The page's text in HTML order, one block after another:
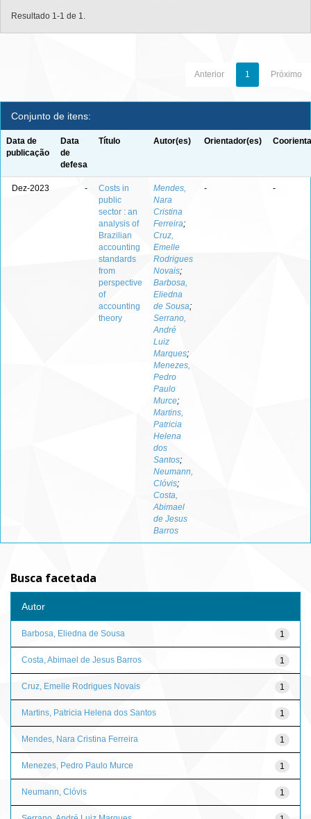
Resultado 1-1 de 1.
Anterior 1 Próximo
Conjunto de itens:
Data de
publicação
Data
de
defesa
Título Autor(es) Orientador(es)
Dez-2023 -
Costs in
public
sector : an
analysis of
Brazilian
accounting
standards
from
perspective
of
accounting
theory
Mendes,
Nara
Cristina
Ferreira;
Cruz,
Emelle
Rodrigues
Novais;
Barbosa,
Eliedna
de Sousa;
Serrano,
André
Luiz
Marques;
Menezes,
Pedro
Paulo
Murce;
Martins,
Patricia
Helena
dos
Santos;
Neumann,
Clóvis;
Costa,
Abimael
de Jesus
Barros
- -
Busca facetada
Autor
1
Barbosa, Eliedna de Sousa
1
Costa, Abimael de Jesus Barros
1
Cruz, Emelle Rodrigues Novais
1
Martins, Patricia Helena dos Santos
1
Mendes, Nara Cristina Ferreira
1
Menezes, Pedro Paulo Murce
1
Neumann, Clóvis